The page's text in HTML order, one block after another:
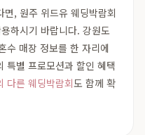
, 원주 위드유 웨딩박람회
하시기 바랍니다. 강원도
수 매장 정보를 한 자리에
특별 프로모션과 할인 혜택
다른 웨딩박람회도 함께 확